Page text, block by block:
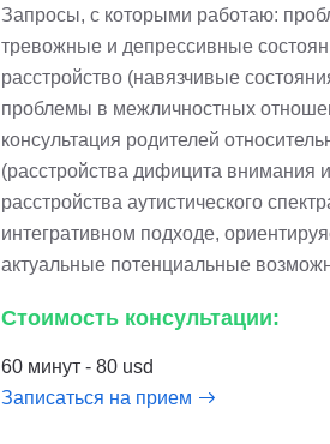
Запросы, с которыми работаю:
тревожные и депрессивные
расстройство (навязчивые
проблемы в межличностных
консультация родителей
(расстройства дифицита внимания
расстройства аутистического
интегративном подходе,
актуальные потенциальные
Стоимость консультации:
60 минут - 80 usd
Записаться на прием